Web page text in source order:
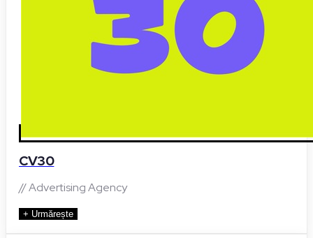
CV30
// Advertising Agency
+ Urmărește